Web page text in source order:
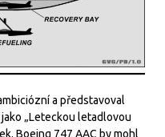
a představoval
„Leteckou letadlovou
Boeing 747 AAC by mohl